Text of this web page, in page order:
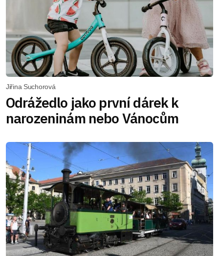
Jiřina Suchorová
Odrážedlo jako první dárek k
narozeninám nebo Vánocům